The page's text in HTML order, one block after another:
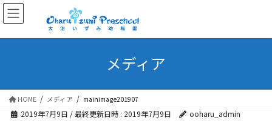
メディア
HOME メディア mainimage201907
2019年7月9日 / 最終更新日時 : 2019年7月9日 ooharu_admin